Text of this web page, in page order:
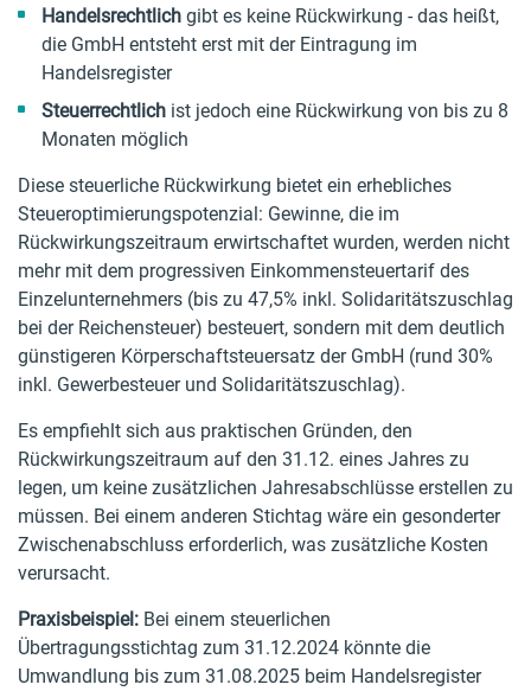
Handelsrechtlich gibt es keine Rückwirkung - das heißt,
die GmbH entsteht erst mit der Eintragung im
Handelsregister
Steuerrechtlich ist jedoch eine Rückwirkung von bis zu 8
Monaten möglich
Diese steuerliche Rückwirkung bietet ein erhebliches
Steueroptimierungspotenzial: Gewinne, die im
Rückwirkungszeitraum erwirtschaftet wurden, werden nicht
mehr mit dem progressiven Einkommensteuertarif des
Einzelunternehmers (bis zu 47,5% inkl. Solidaritätszuschlag
bei der Reichensteuer) besteuert, sondern mit dem deutlich
günstigeren Körperschaftsteuersatz der GmbH (rund 30%
inkl. Gewerbesteuer und Solidaritätszuschlag).
Es empfiehlt sich aus praktischen Gründen, den
Rückwirkungszeitraum auf den 31.12. eines Jahres zu
legen, um keine zusätzlichen Jahresabschlüsse erstellen zu
müssen. Bei einem anderen Stichtag wäre ein gesonderter
Zwischenabschluss erforderlich, was zusätzliche Kosten
verursacht.
Praxisbeispiel: Bei einem steuerlichen
Übertragungsstichtag zum 31.12.2024 könnte die
Umwandlung bis zum 31.08.2025 beim Handelsregister